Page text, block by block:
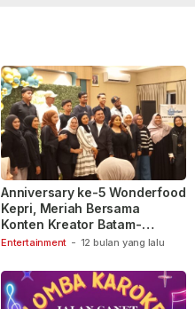
Entertainment - 12 bulan yang lalu
Anniversary ke-5 Wonderfood
Kepri, Meriah Bersama
Konten Kreator Batam-
Tanjungpinang